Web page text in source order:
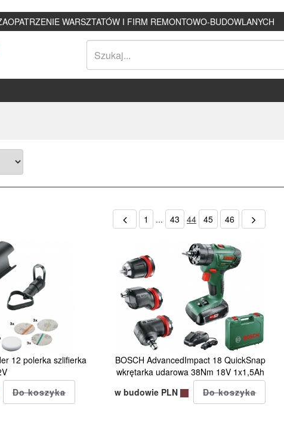
WARSZTATÓW I FIRM REMONTOWO-BUDOWLANYCH
1 ... 43 44 45 46
12 polerka szlifierka
BOSCH AdvancedImpact 18 QuickSnap
wkrętarka udarowa 38Nm 18V 1x1,5Ah
w budowie PLN